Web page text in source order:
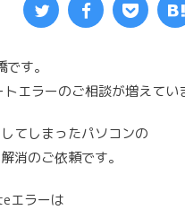
す。
エラーのご相談が増えてい
てしまったパソコンの
消のご依頼です。
エラーは